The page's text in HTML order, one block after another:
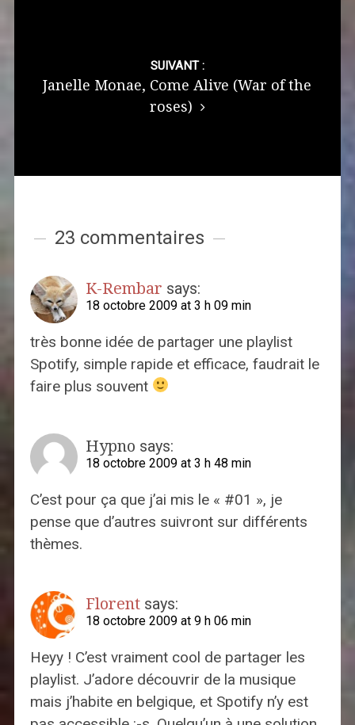
SUIVANT :
Janelle Monae, Come Alive (War of the
roses)
23 commentaires
K-Rembar says:
18 octobre 2009 at 3 h 09 min
très bonne idée de partager une playlist
Spotify, simple rapide et efficace, faudrait le
faire plus souvent
Hypno says:
18 octobre 2009 at 3 h 48 min
C’est pour ça que j’ai mis le « #01 », je
pense que d’autres suivront sur différents
thèmes.
Florent says:
18 octobre 2009 at 9 h 06 min
Heyy ! C’est vraiment cool de partager les
playlist. J’adore découvrir de la musique
mais j’habite en belgique, et Spotify n’y est